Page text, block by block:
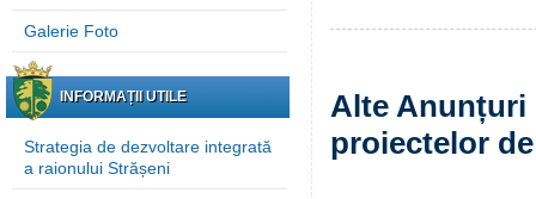
Galerie Foto
INFORMAȚII UTILE
Strategia de dezvoltare integrată
a raionului Strășeni
Alte Anunțuri
proiectelor